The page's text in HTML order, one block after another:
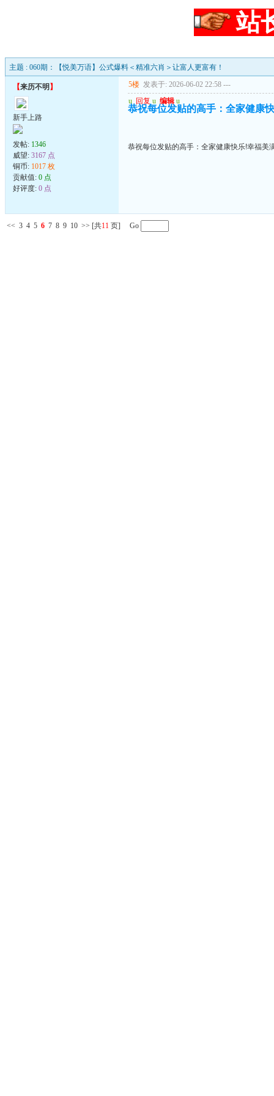
站
主题 : 060期：【悦美万语】公式爆料＜精准六肖＞让富人更富有！
【来历不明 】
新手上路
发帖: 1346
威望: 3167 点
铜币: 1017 枚
贡献值: 0 点
好评度: 0 点
5楼 发表于: 2026-06-02 22:58 ---
u 回复 u 编辑 u
恭祝每位发贴的高手：全家健康
恭祝每位发贴的高手：全家健康快乐!幸福美
<< 3 4 5 6 7 8 9 10 >> [共11 页] Go